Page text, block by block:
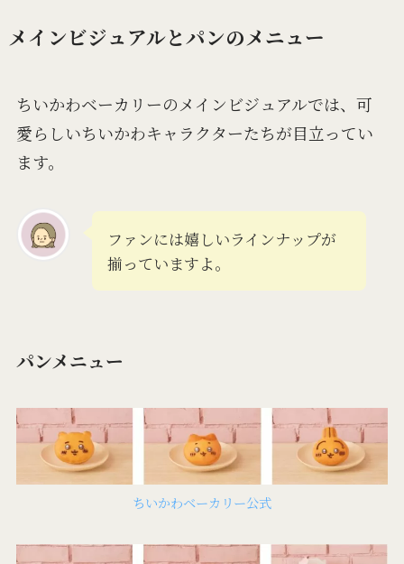
メインビジュアルとパンのメニュー
ちいかわベーカリーのメインビジュアルでは、可
愛らしいちいかわキャラクターたちが目立ってい
ます。
ファンには嬉しいラインナップが
揃っていますよ。
パンメニュー
ちいかわベーカリー公式